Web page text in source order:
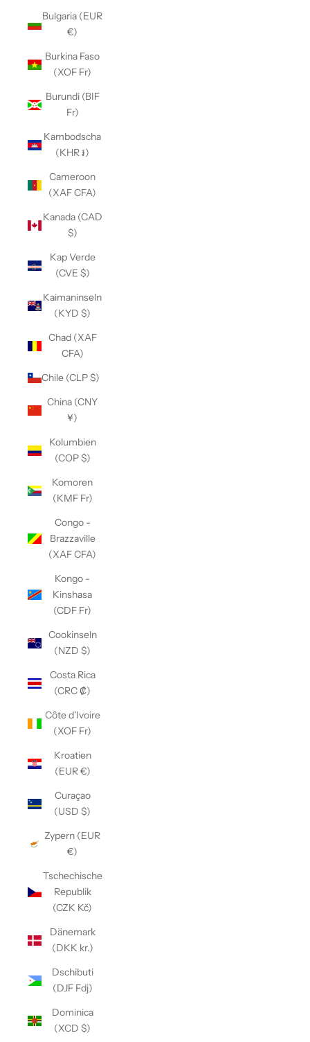
Bulgaria (EUR
€)
Burkina Faso
(XOF Fr)
Burundi (BIF
Fr)
Kambodscha
(KHR ៛)
Cameroon
(XAF CFA)
Kanada (CAD
$)
Kap Verde
(CVE $)
Kaimaninseln
(KYD $)
Chad (XAF
CFA)
Chile (CLP $)
China (CNY
¥)
Kolumbien
(COP $)
Komoren
(KMF Fr)
Congo -
Brazzaville
(XAF CFA)
Kongo -
Kinshasa
(CDF Fr)
Cookinseln
(NZD $)
Costa Rica
(CRC ₡)
Côte d'Ivoire
(XOF Fr)
Kroatien
(EUR €)
Curaçao
(USD $)
Zypern (EUR
€)
Tschechische
Republik
(CZK Kč)
Dänemark
(DKK kr.)
Dschibuti
(DJF Fdj)
Dominica
(XCD $)